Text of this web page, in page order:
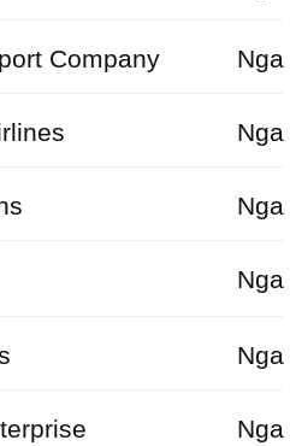
Company Nga
Nga
Nga
Nga
Nga
Nga